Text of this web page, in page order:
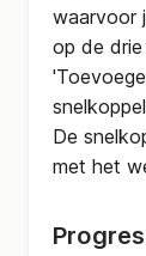
waarvoor
op de
De
met het